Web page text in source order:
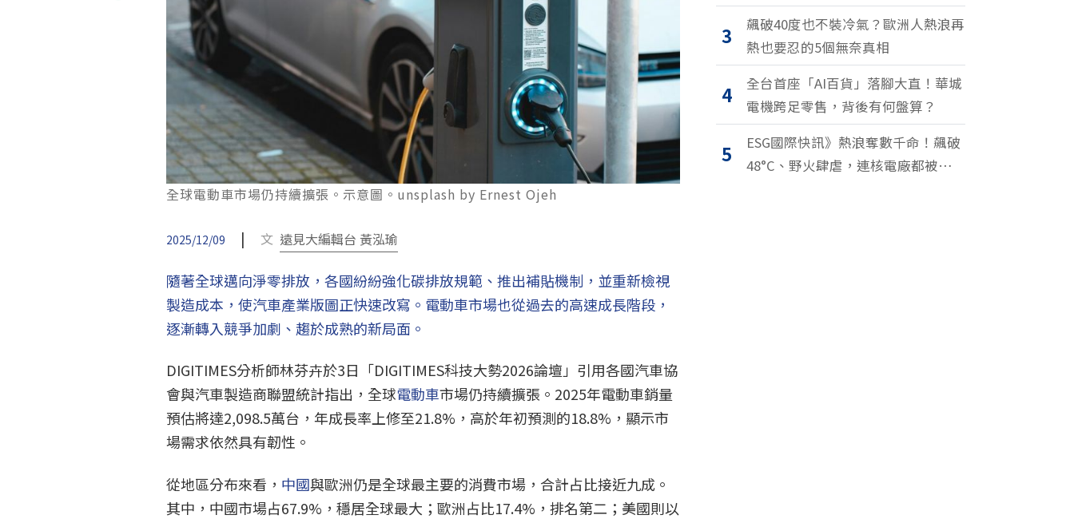
全球電動車市場仍持續擴張。示意圖。unsplash by Ernest Ojeh
2025/12/09 | 文 遠見大編輯台 黃泓瑜
隨著全球邁向淨零排放，各國紛紛強化碳排放規範、推出補貼機制，並重新檢視
製造成本，使汽車產業版圖正快速改寫。電動車市場也從過去的高速成長階段，
逐漸轉入競爭加劇、趨於成熟的新局面。
DIGITIMES分析師林芬卉於3日「DIGITIMES科技大勢2026論壇」引用各國汽車協
會與汽車製造商聯盟統計指出，全球電動車市場仍持續擴張。2025年電動車銷量
預估將達2,098.5萬台，年成長率上修至21.8%，高於年初預測的18.8%，顯示市
場需求依然具有韌性。
從地區分布來看， 中國與歐洲仍是全球最主要的消費市場，合計占比接近九成。
其中，中國市場占67.9%，穩居全球最大；歐洲占比17.4%，排名第二；美國則以
股」搶紅利
3
飆破40度也不裝冷氣？歐洲人熱浪再
熱也要忍的5個無奈真相
4
全台首座「AI百貨」落腳大直！華城
電機跨足零售，背後有何盤算？
5
ESG國際快訊》熱浪奪數千命！飆破
48°C、野火肆虐，連核電廠都被逼停